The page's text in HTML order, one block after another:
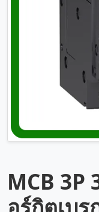
MCB 3P